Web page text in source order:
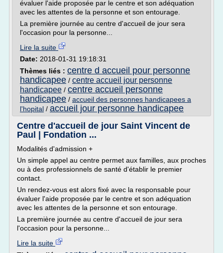
évaluer l'aide proposée par le centre et son adéquation
avec les attentes de la personne et son entourage.
La première journée au centre d'accueil de jour sera
l'occasion pour la personne...
Lire la suite
Date: 2018-01-31 19:18:31
Thèmes liés : centre d accueil pour personne
handicapee / centre accueil jour personne
handicapee / centre accueil personne
handicapee / accueil des personnes handicapees a
l'hopital / accueil jour personne handicapee
Centre d'accueil de jour Saint Vincent de
Paul | Fondation ...
Modalités d'admission +
Un simple appel au centre permet aux familles, aux proches
ou à des professionnels de santé d'établir le premier
contact.
Un rendez-vous est alors fixé avec la responsable pour
évaluer l'aide proposée par le centre et son adéquation
avec les attentes de la personne et son entourage.
La première journée au centre d'accueil de jour sera
l'occasion pour la personne...
Lire la suite